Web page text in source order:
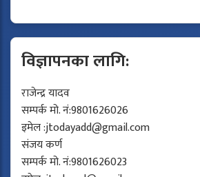
विज्ञापनका लागि:
राजेन्द्र यादव
सम्पर्क मो. नं:9801626026
इमेल :jtodayadd@gmail.com
संजय कर्ण
सम्पर्क मो. नं:9801626023